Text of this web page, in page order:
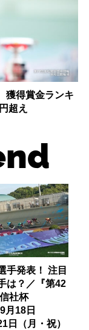
獲得賞金ランキ
超え
手発表！ 注目
は？／『第42
社杯
月18日
日（月・祝）